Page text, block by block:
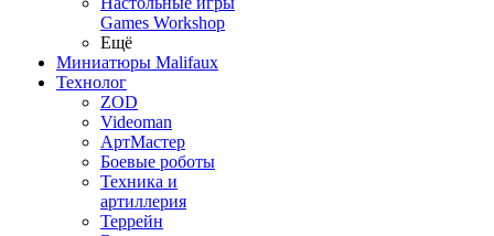
Games Workshop
Ещё
Миниатюры Malifaux
Технолог
ZOD
Videoman
АртМастер
Боевые роботы
Техника и
артиллерия
Террейн